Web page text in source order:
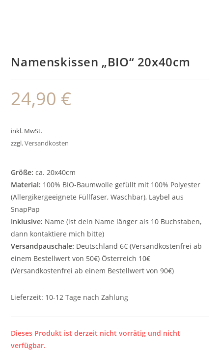
Namenskissen „BIO“ 20x40cm
24,90 €
inkl. MwSt.
zzgl.Versandkosten
Größe: ca. 20x40cm
Material: 100% BIO-Baumwolle gefüllt mit 100% Polyester
(Allergikergeeignete Füllfaser, Waschbar), Laybel aus
SnapPap
Inklusive: Name (ist dein Name länger als 10 Buchstaben,
dann kontaktiere mich bitte)
Versandpauschale: Deutschland 6€ (Versandkostenfrei ab
einem Bestellwert von 50€) Österreich 10€
(Versandkostenfrei ab einem Bestellwert von 90€)
Lieferzeit: 10-12 Tage nach Zahlung
Dieses Produkt ist derzeit nicht vorrätig und nicht
verfügbar.